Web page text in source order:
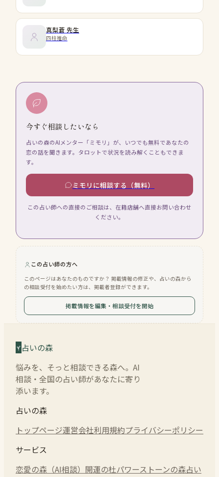
真梨蒼 先生
四柱推命
今すぐ相談したいなら
占いの森のAIメンター「ミモリ」が、いつでも無料であなたの
恋の話を聞きます。タロットで状況を読み解くこともできま
す。
ミモリに相談する（無料）
この占い師への直接のご相談は、在籍店舗へ直接お問い合わせ
ください。
この占い師の方へ
このページはあなたのものですか？ 掲載情報の修正や、占いの森から
の相談受付を始めたい方は、掲載者登録ができます。
掲載情報を編集・相談受付を開始
占いの森
悩みを、そっと相談できる森へ。AI
相談・全国の占い師があなたに寄り
添います。
占いの森
トップページ運営会社利用規約プライバシーポリシー
サービス
恋愛の森（AI相談） 開運の杜パワーストーンの森占い